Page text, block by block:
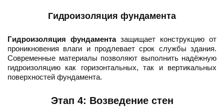
Гидроизоляция фундамента
Гидроизоляция фундаментазащищает конструкцию от
проникновения влаги и продлевает срок службы здания.
Современные материалы позволяют выполнить надёжную
гидроизоляцию как горизонтальных, так и вертикальных
поверхностей фундамента.
Этап 4: Возведение стен